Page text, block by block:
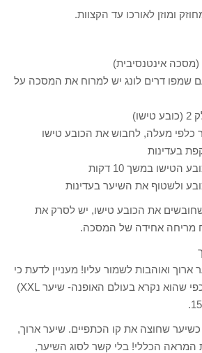
ומוזן לאורכו עד הקצוות.
שמפו דרים לונג יש למרוח את המסכה על
כלפי מעלה, לחבוש את הכובע טישו
בעדינות
במשך 10 דקות
ולשטוף את השיער בעדינות
את הכובע טישו, יש לסרק את
מריחה אחידה של המסכה.
ארוך ואוהבות לשמור עליו! מעניין לדעת כי
שיער ארוך במיוחד (או כפי שהוא נקרא בעולם האופנה- שיער XXL)
כשיער שחוצה את קו הכתפיים. שיער ארוך,
המראה הכללי! בלי קשר לסוג השיער,